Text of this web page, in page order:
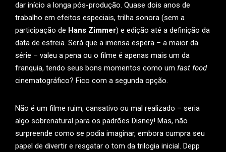
dar início a longa pós-produção. Quase dois anos de
trabalho em efeitos especiais, trilha sonora (sem a
participação de Hans Zimmer) e edição até a definição da
data de estreia. Será que a imensa espera – a maior da
série – valeu a pena ou o filme é apenas mais um da
franquia, tendo seus bons momentos como um fast food
cinematográfico? Fico com a segunda opção.
Não é um filme ruim, cansativo ou mal realizado – seria
algo sobrenatural para os padrões Disney! Mas, não
surpreende como se podia imaginar, embora cumpra seu
papel de divertir e resgatar o tom da trilogia inicial. Depp